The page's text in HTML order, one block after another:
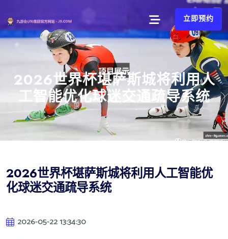
立即预约
2026世界杯堪萨斯城将利用人
工智能优化球迷交通疏导系统
2026世界杯堪萨斯城将利用人工智能优
化球迷交通疏导系统
2026-05-22 13:34:30